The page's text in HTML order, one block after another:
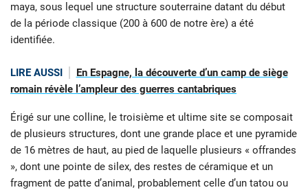
maya, sous lequel une structure souterraine datant du début
de la période classique (200 à 600 de notre ère) a été
identifiée.
LIRE AUSSI
En Espagne, la découverte d’un camp de siège
romain révèle l’ampleur des guerres cantabriques
Érigé sur une colline, le troisième et ultime site se composait
de plusieurs structures, dont une grande place et une pyramide
de 16 mètres de haut, au pied de laquelle plusieurs « offrandes
», dont une pointe de silex, des restes de céramique et un
fragment de patte d’animal, probablement celle d’un tatou ou